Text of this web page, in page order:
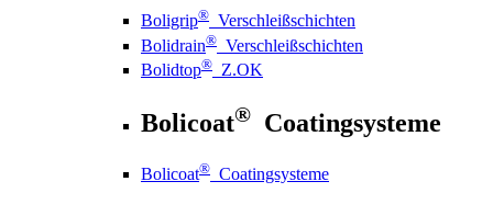
Boligrip® Verschleißschichten
Bolidrain® Verschleißschichten
Bolidtop® Z.OK
Bolicoat® Coatingsysteme
Bolicoat® Coatingsysteme